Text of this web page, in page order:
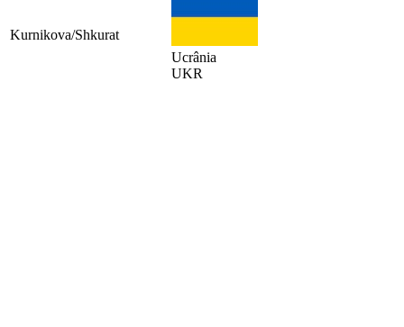
Kurnikova/Shkurat
Ucrânia
UKR